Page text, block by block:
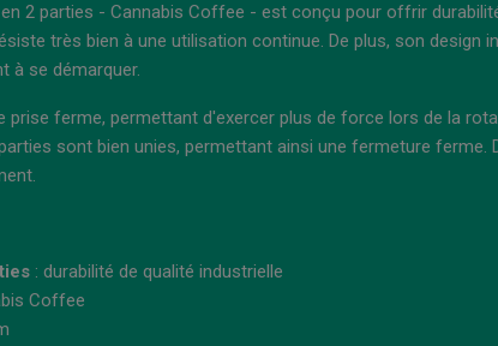
2 parties - Cannabis Coffee - est conçu pour offrir
très bien à une utilisation continue. De plus, son
à se démarquer.
prise ferme, permettant d'exercer plus de force lors de la
sont bien unies, permettant ainsi une fermeture ferme.
: durabilité de qualité industrielle
Coffee